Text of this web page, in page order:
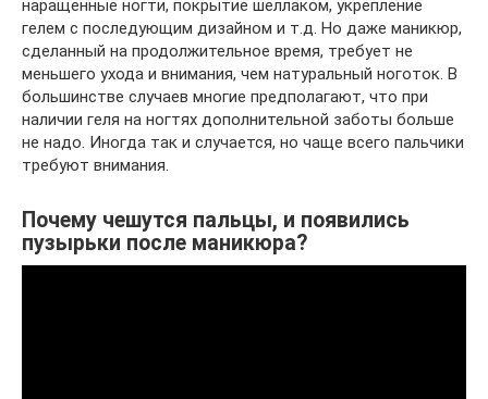
наращенные ногти, покрытие шеллаком, укрепление
гелем с последующим дизайном и т.д. Но даже маникюр,
сделанный на продолжительное время, требует не
меньшего ухода и внимания, чем натуральный ноготок. В
большинстве случаев многие предполагают, что при
наличии геля на ногтях дополнительной заботы больше
не надо. Иногда так и случается, но чаще всего пальчики
требуют внимания.
Почему чешутся пальцы, и появились
пузырьки после маникюра?